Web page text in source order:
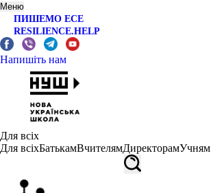
Меню
ПИШЕМО ЕСЕ
RESILIENCE.HELP
Напишіть нам
Для всіх
Для всіхБатькамВчителямДиректорамУчням